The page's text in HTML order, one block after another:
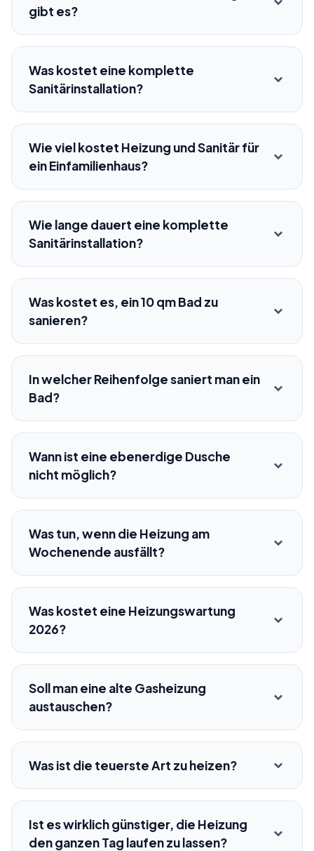
gibt es?
Was kostet eine komplette
Sanitärinstallation?
Wie viel kostet Heizung und Sanitär für
ein Einfamilienhaus?
Wie lange dauert eine komplette
Sanitärinstallation?
Was kostet es, ein 10 qm Bad zu
sanieren?
In welcher Reihenfolge saniert man ein
Bad?
Wann ist eine ebenerdige Dusche
nicht möglich?
Was tun, wenn die Heizung am
Wochenende ausfällt?
Was kostet eine Heizungswartung
2026?
Soll man eine alte Gasheizung
austauschen?
Was ist die teuerste Art zu heizen?
Ist es wirklich günstiger, die Heizung
den ganzen Tag laufen zu lassen?